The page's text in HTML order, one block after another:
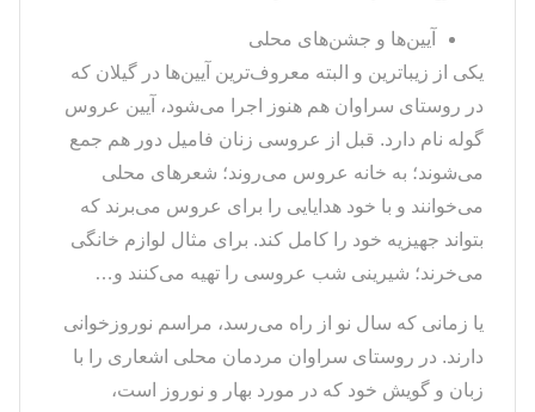
آیین‌ها و جشن‌های محلی
یکی از زیباترین و البته معروف‌ترین آیین‌ها در گیلان که
در روستای سراوان هم هنوز اجرا می‌شود، آیین عروس
گوله نام دارد. قبل از عروسی زنان فامیل دور هم جمع
می‌شوند؛ به خانه عروس می‌روند؛ شعرهای محلی
می‌خوانند و با خود هدایایی را برای عروس می‌برند که
بتواند جهیزیه خود را کامل کند. برای مثال لوازم خانگی
می‌خرند؛ شیرینی شب عروسی را تهیه می‌کنند و…
یا زمانی که سال نو از راه می‌رسد، مراسم نوروزخوانی
دارند. در روستای سراوان مردمان محلی اشعاری را با
زبان و گویش خود که در مورد بهار و نوروز است،